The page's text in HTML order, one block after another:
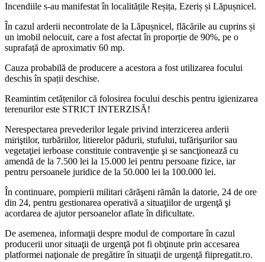
Incendiile s-au manifestat în localitățile Reșița, Ezeriș și Lăpușnicel.
În cazul arderii necontrolate de la Lăpușnicel, flăcările au cuprins și
un imobil nelocuit, care a fost afectat în proporție de 90%, pe o
suprafață de aproximativ 60 mp.
Cauza probabilă de producere a acestora a fost utilizarea focului
deschis în spații deschise.
Reamintim cetățenilor că folosirea focului deschis pentru igienizarea
terenurilor este STRICT INTERZISĂ!
Nerespectarea prevederilor legale privind interzicerea arderii
miriştilor, turbăriilor, litierelor pădurii, stufului, tufărişurilor sau
vegetaţiei ierboase constituie contravenţie şi se sancţionează cu
amendă de la 7.500 lei la 15.000 lei pentru persoane fizice, iar
pentru persoanele juridice de la 50.000 lei la 100.000 lei.
În continuare, pompierii militari cărăşeni rămân la datorie, 24 de ore
din 24, pentru gestionarea operativă a situaţiilor de urgenţă şi
acordarea de ajutor persoanelor aflate în dificultate.
De asemenea, informaţii despre modul de comportare în cazul
producerii unor situaţii de urgenţă pot fi obţinute prin accesarea
platformei naţionale de pregătire în situaţii de urgenţă fiipregatit.ro.